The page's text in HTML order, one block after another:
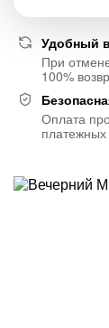
Удобный
При
100%
Оплата
платежных